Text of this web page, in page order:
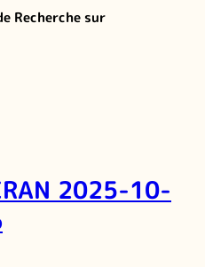
Recherche sur
2025-10-